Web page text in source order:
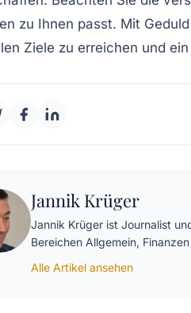
zu Ihnen passt. Mit
Ziele zu erreichen und
Jannik Krüger
Jannik Krüger ist Journalist
Bereichen Allgemein,
Alle Artikel ansehen